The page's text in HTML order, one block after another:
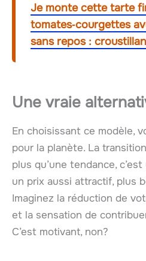
Je monte cette tarte
tomates‑courgettes
sans repos :
Une vraie
En choisissant ce modèle,
pour la planète. La
plus qu’une tendance,
un prix aussi attractif, plus
Imaginez la réduction de
et la sensation de
C’est motivant, non?